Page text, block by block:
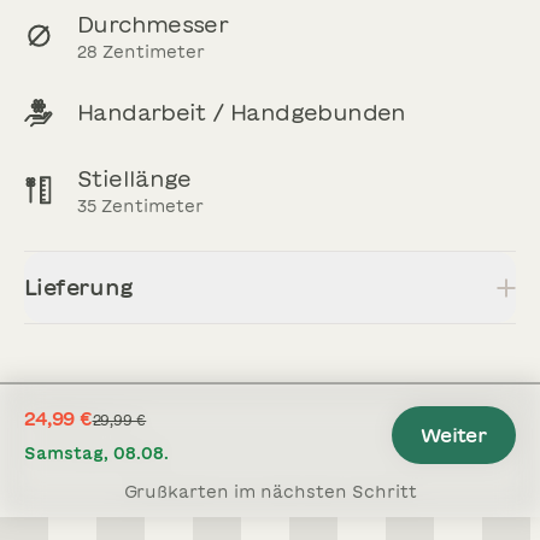
Durchmesser
28 Zentimeter
Handarbeit / Handgebunden
Stiellänge
35 Zentimeter
Lieferung
24,99 €29,99 €
Samstag, 08.08.
Weiter
Grußkarten im nächsten Schritt